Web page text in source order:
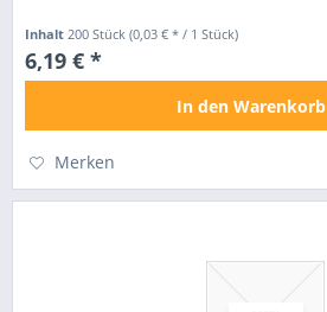
Inhalt200 Stück(0,03 € * / 1 Stück)
6,19 € *
In den Warenkorb
Merken